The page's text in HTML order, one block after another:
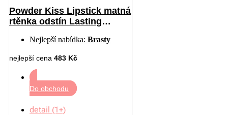
Powder Kiss Lipstick matná
rtěnka odstín Lasting
Nejlepší nabídka: Brasty
nejlepší cena 483 Kč
Do obchodu
detail (1+)